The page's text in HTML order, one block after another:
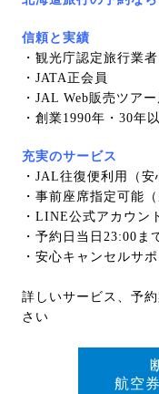
信頼と実績
・観光庁認定旅行業
・JATA正会員
・JAL Web販売ツア
・創業1990年・30年
充実のサービス
・JAL往復便利用（安
・事前座席指定可能
・LINE公式アカウン
・予約日当日23:00ま
・安心キャンセルサ
詳しいサービス、予
さい
航空